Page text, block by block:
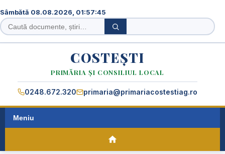
Sâmbătă 08.08.2026, 01:57:45
Caută
în
Caută
COSTEȘTI
PRIMĂRIA ȘI CONSILIUL LOCAL
0248.672.320 primaria@primariacostestiag.ro
Meniu